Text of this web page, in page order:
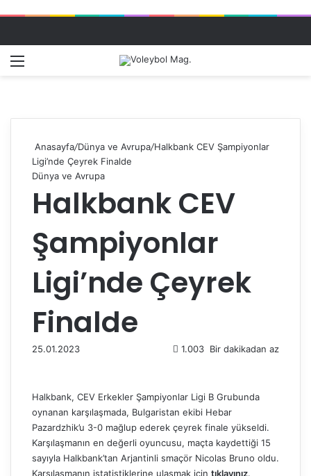
Anasayfa/Dünya ve Avrupa/Halkbank CEV Şampiyonlar
Ligi’nde Çeyrek Finalde
Dünya ve Avrupa
Halkbank CEV
Şampiyonlar
Ligi’nde Çeyrek
Finalde
25.01.2023 1.003 Bir dakikadan az
Halkbank, CEV Erkekler Şampiyonlar Ligi B Grubunda
oynanan karşılaşmada, Bulgaristan ekibi Hebar
Pazardzhik’u 3-0 mağlup ederek çeyrek finale yükseldi.
Karşılaşmanın en değerli oyuncusu, maçta kaydettiği 15
sayıyla Halkbank’tan Arjantinli smaçör Nicolas Bruno oldu.
Karşılaşmanın istatistiklerine ulaşmak için tıklayınız.